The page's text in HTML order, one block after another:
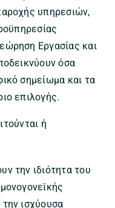
υπηρεσιών,
Εργασίας και
όσα
σημείωμα και τα
επιλογής.
ή
την ιδιότητα του
ισχύουσα